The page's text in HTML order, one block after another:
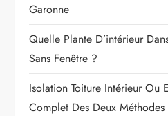
Garonne
Quelle Plante D’intérieur
Sans Fenêtre ?
Isolation Toiture Intérieur Ou
Complet Des Deux Méthodes